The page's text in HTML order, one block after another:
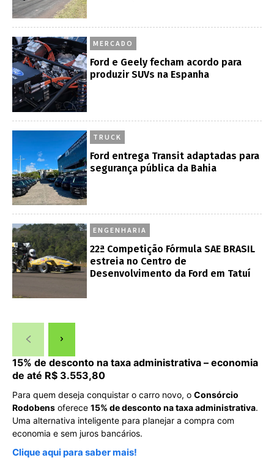
MERCADO
Ford e Geely fecham acordo para
produzir SUVs na Espanha
TRUCK
Ford entrega Transit adaptadas para
segurança pública da Bahia
ENGENHARIA
22ª Competição Fórmula SAE BRASIL
estreia no Centro de
Desenvolvimento da Ford em Tatuí
15% de desconto na taxa administrativa – economia
de até R$ 3.553,80
Para quem deseja conquistar o carro novo, o Consórcio
Rodobens oferece 15% de desconto na taxa administrativa.
Uma alternativa inteligente para planejar a compra com
economia e sem juros bancários.
Clique aqui para saber mais!